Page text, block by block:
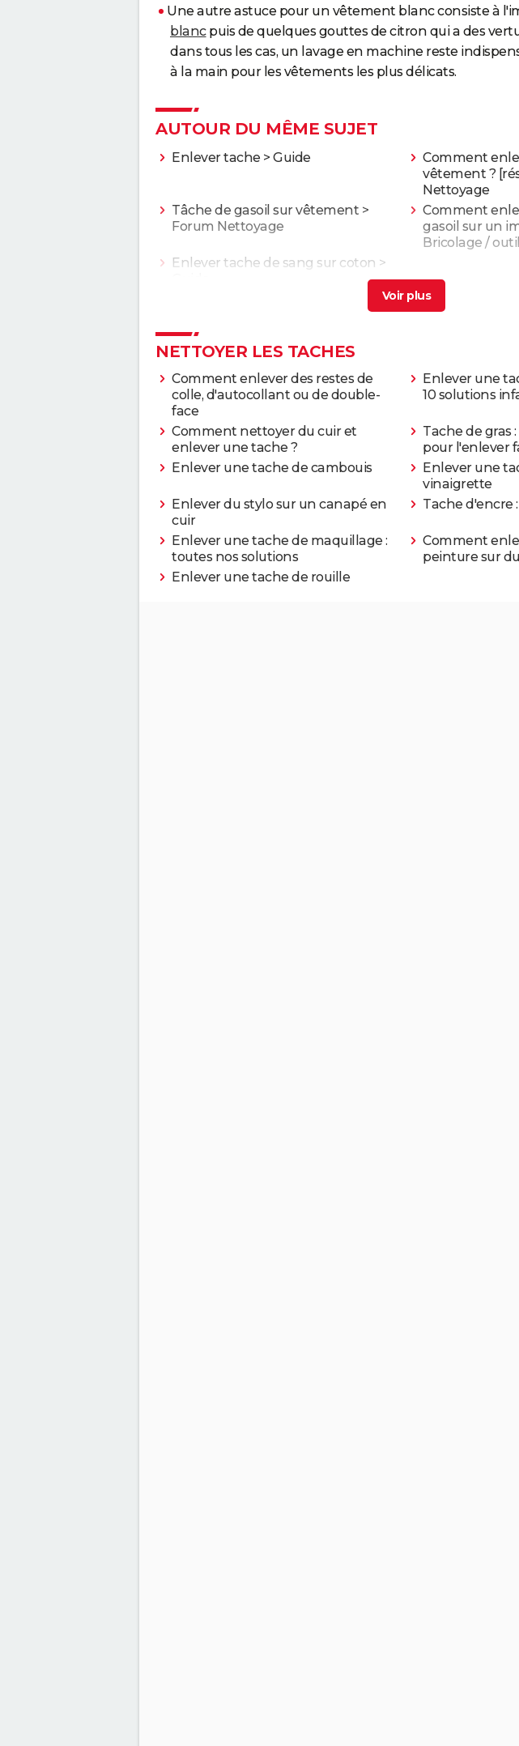
Une autre astuce pour un vêtement blanc consiste à
blancpuis de quelques gouttes de citron qui a des
dans tous les cas, un lavage en machine reste
à la main pour les vêtements les plus délicats.
AUTOUR DU MÊME SUJET
Enlever tache > Guide
Comment
vêtement ?
Nettoyage
Tâche de gasoil sur vêtement >
Forum Nettoyage
Comment
gasoil sur un
Bricolage /
Enlever tache de sang sur coton >
NETTOYER LES TACHES
Comment enlever des restes de
colle, d'autocollant ou de double-
face
Enlever une
10 solutions
Comment nettoyer du cuir et
enlever une tache ?
Tache de gras
pour l'enlever
Enlever une tache de cambouis
Enlever une
vinaigrette
Enlever du stylo sur un canapé en
cuir
Tache d'encre
Enlever une tache de maquillage :
toutes nos solutions
Comment
peinture sur
Enlever une tache de rouille